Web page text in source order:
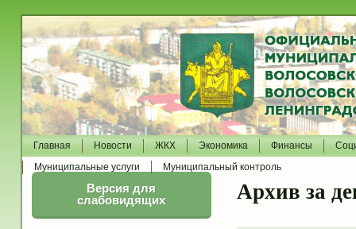
Главная Новости ЖКХ Экономика Финансы
Муниципальные услуги
Муниципальный контроль
Версия для
слабовидящих
Архив за